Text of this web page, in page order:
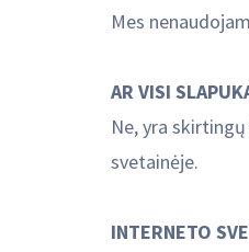
‍Mes
AR VISI
Ne, yra
svetainėje.
INTERNETO